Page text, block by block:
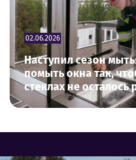
02.06.2026
Наступил сезон
помыть окна так,
стеклах не осталось